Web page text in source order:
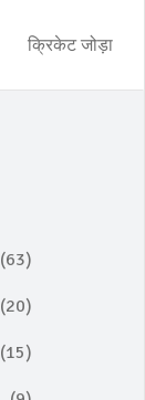
क्रिकेट जोड़ा
(63)
(20)
(15)